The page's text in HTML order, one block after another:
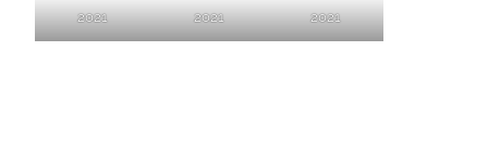
2021 2021 2021